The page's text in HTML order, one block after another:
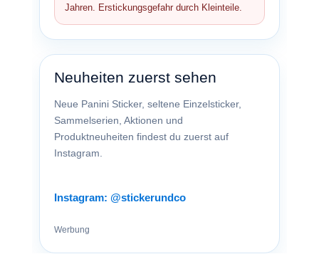
Jahren. Erstickungsgefahr durch Kleinteile.
Neuheiten zuerst sehen
Neue Panini Sticker, seltene Einzelsticker,
Sammelserien, Aktionen und
Produktneuheiten findest du zuerst auf
Instagram.
Instagram: @stickerundco
Werbung